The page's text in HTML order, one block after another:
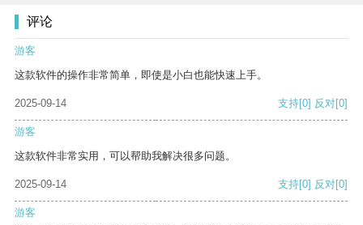
评论
游客
这款软件的操作非常简单，即使是小白也能快速上手。
2025-09-14 支持[0] 反对[0]
游客
这款软件非常实用，可以帮助我解决很多问题。
2025-09-14 支持[0] 反对[0]
游客